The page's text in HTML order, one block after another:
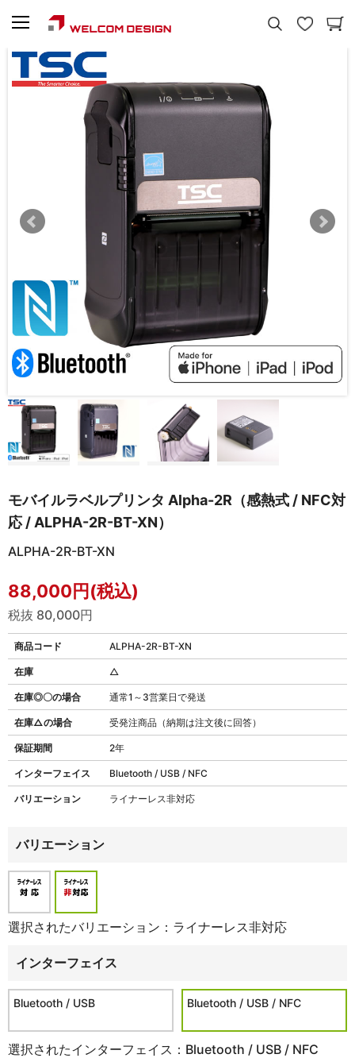
モバイルラベルプリンタ Alpha-2R（感熱式 / NFC対
応 / ALPHA-2R-BT-XN）
ALPHA-2R-BT-XN
88,000円(税込)
税抜 80,000円
商品コード ALPHA-2R-BT-XN
在庫◎〇の場合 通常1～3営業日で発送
在庫△の場合 受発注商品（納期は注文後に回答）
保証期間 2年
インターフェイス Bluetooth / USB / NFC
バリエーション ライナーレス非対応
在庫 △
バリエーション
選択されたバリエーション：ライナーレス非対応
インターフェイス
Bluetooth / USB Bluetooth / USB / NFC
選択されたインターフェイス：Bluetooth / USB / NFC